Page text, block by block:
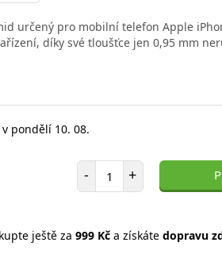
určený pro mobilní telefon Apple
díky své tloušťce jen 0,95 mm
pondělí 10. 08.
- Počet položek
+
ještě za 999 Kča získáte dopravu